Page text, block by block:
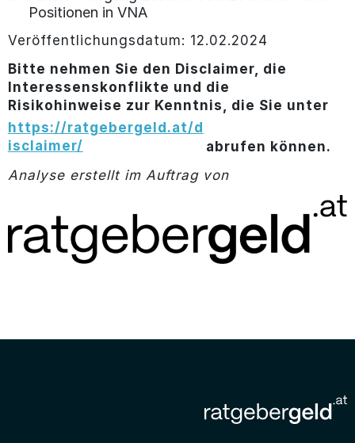
Positionen in VNA
Veröffentlichungsdatum: 12.02.2024
Bitte nehmen Sie den Disclaimer, die
Interessenskonflikte und die
Risikohinweise zur Kenntnis, die Sie unter
https://ratgebergeld.at/d
isclaimer/
abrufen können.
Analyse erstellt im Auftrag von